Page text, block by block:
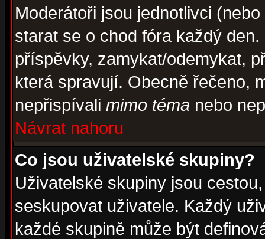
Moderátoři jsou jednotlivci
starat se o chod fóra každý
příspěvky, zamykat/odemykat,
která spravují. Obecně řečeno,
nepřispívali mimo téma nebo
Návrat nahoru
Co jsou uživatelské skupiny?
Uživatelské skupiny jsou
seskupovat uživatele. Každý
každé skupině může být